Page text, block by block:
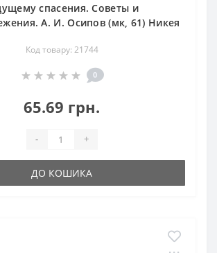
спасения. Советы и
А. И. Осипов (мк, 61) Никея
Код товару: 21744
0
65.69 грн.
- +
ДО КОШИКА